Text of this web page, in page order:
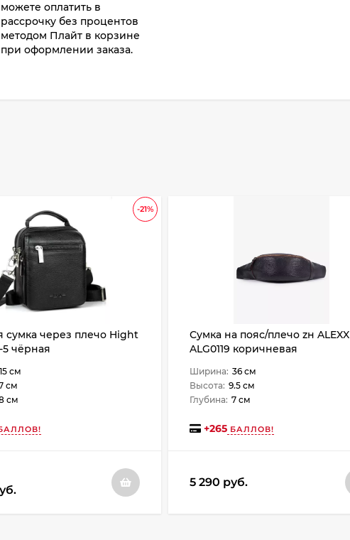
можете оплатить в
рассрочку без процентов
методом Плайт в корзине
при оформлении заказа.
-21%
сумка через плечо Hight
5 чёрная
15 см
см
см
Сумка на пояс/плечо zн ALEXX
ALG0119 коричневая
Ширина: 36 см
Высота: 9.5 см
Глубина: 7 см
+265 БАЛЛОВ!
5 290 руб.